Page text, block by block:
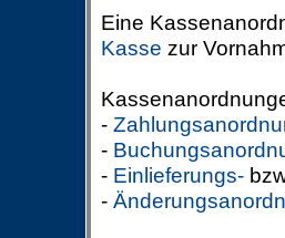
Eine
Kasse zur
-
-
- Einlieferungs-
-